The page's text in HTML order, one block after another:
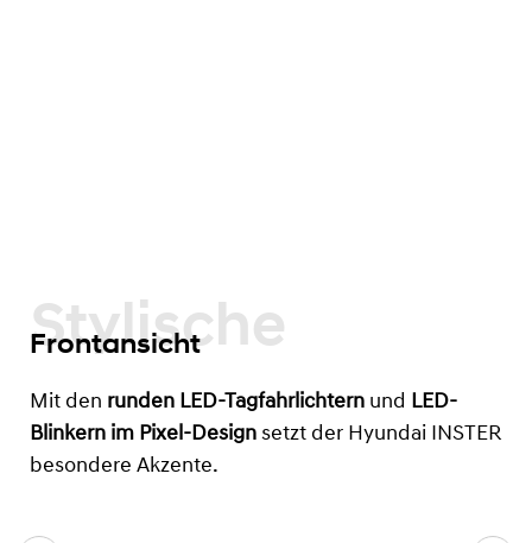
Stylische
Frontansicht
Mit den runden LED-Tagfahrlichtern und LED-
Blinkern im Pixel-Design setzt der Hyundai INSTER
besondere Akzente.